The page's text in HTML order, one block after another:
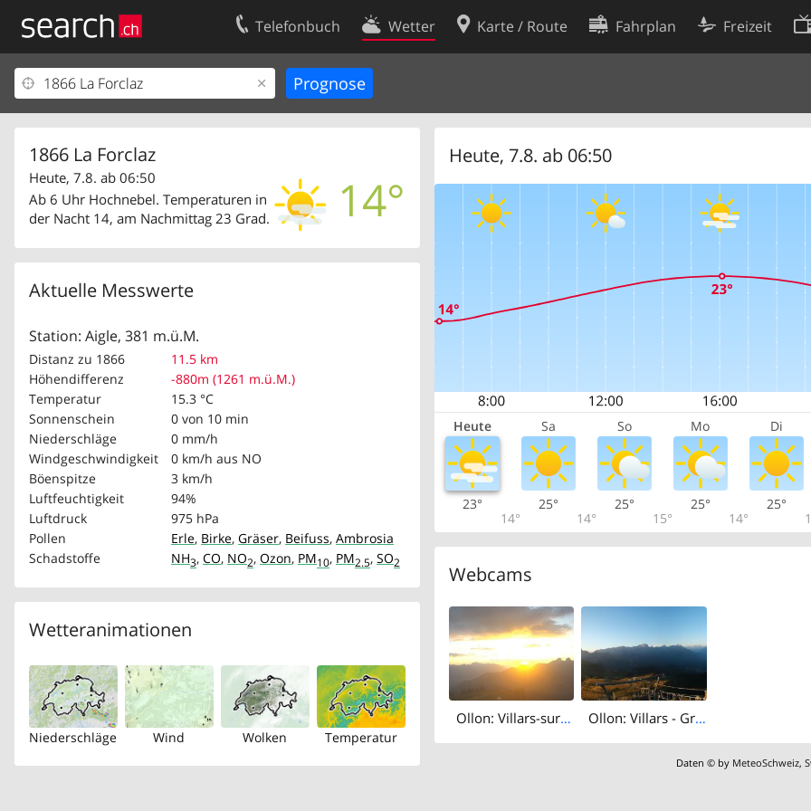
Telefonbuch Wetter Karte / Route Fahrplan Freizeit
1866 La Forclaz
14°
Heute, 7.8. ab 06:50
Ab 6 Uhr Hochnebel. Temperaturen in
der Nacht 14, am Nachmittag 23 Grad.
Aktuelle Messwerte
Station: Aigle, 381 m.ü.M.
Distanz zu 1866
11.5 km
Höhendifferenz
-880m (1261 m.ü.M.)
Temperatur
15.3 °C
Sonnenschein
0 von 10 min
Niederschläge
0 mm/h
Windgeschwindigkeit
0 km/h aus NO
Böenspitze
3 km/h
Luftfeuchtigkeit
94%
Luftdruck
975 hPa
Pollen
Erle, Birke, Gräser, Beifuss, Ambrosia
Schadstoffe
NH3, CO, NO2, Ozon, PM10, PM2.5, SO2
Wetteranimationen
Niederschläge Wind Wolken Temperatur
Heute, 7.8. ab 06:50
Heute Sa So Mo Di
23°
14°
25°
14°
25°
15°
25°
14°
25°
Webcams
Ollon: Villars-sur-Ollon Ollon: Villars - Grand Chamossaire
Daten © by MeteoSchweiz,
Ihr Eintrag
Kundencenter Geschäftskunden
Kontakt
Nutzungsbedingungen
Cookie-Einstellungen